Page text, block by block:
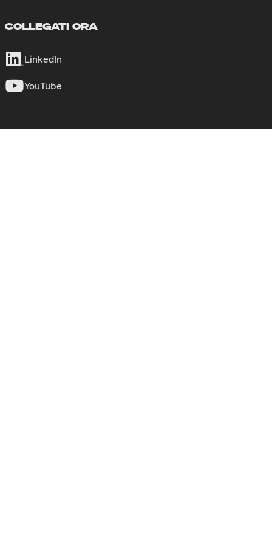
COLLEGATI ORA
LinkedIn
YouTube